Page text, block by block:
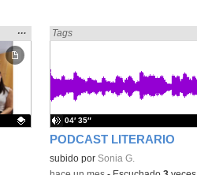
Mostrar
la
ubicación
…
PODCAST LITERARIO
Encontrado «Podcast» en:
Tags
Contenido educativo.
subido por Sonia G.
04′ 35″